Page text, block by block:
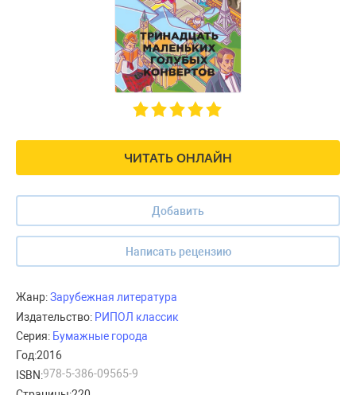
ЧИТАТЬ ОНЛАЙН
Добавить
Написать рецензию
Жанр:Зарубежная литература
Издательство: РИПОЛ классик
Серия: Бумажные города
Год:2016
ISBN:978-5-386-09565-9